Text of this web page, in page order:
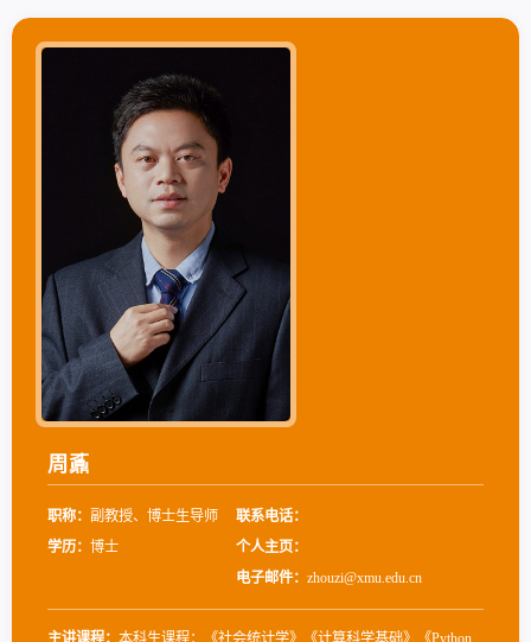
周鼒
职称： 副教授、博士生导师
学历： 博士
联系电话：
个人主页：
电子邮件： zhouzi@xmu.edu.cn
主讲课程： 本科生课程：《社会统计学》《计算科学基础》《Python